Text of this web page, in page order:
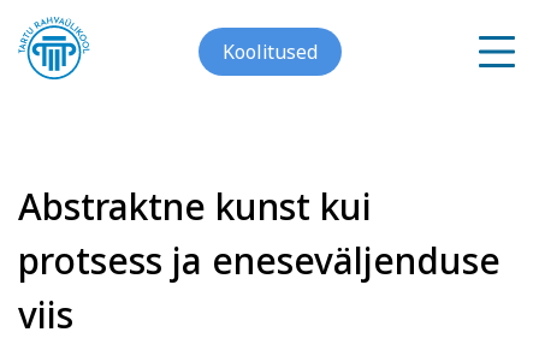
Koolitused
Meist
Galerii
Abstraktne kunst kui
protsess ja eneseväljenduse
viis